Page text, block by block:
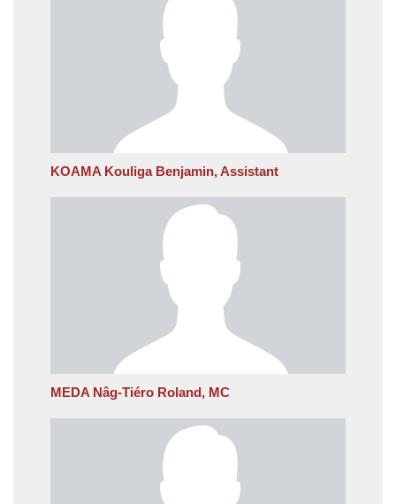
KOAMA Kouliga Benjamin, Assistant
MEDA Nâg-Tiéro Roland, MC